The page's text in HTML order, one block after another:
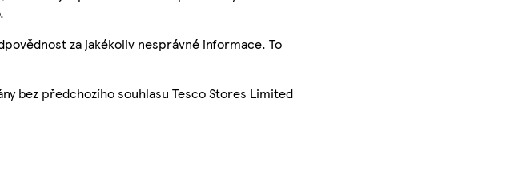
za jakékoliv nesprávné informace. To
bez předchozího souhlasu Tesco Stores Limited